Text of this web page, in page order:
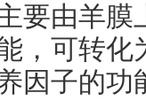
要由羊
，可转
因子的功